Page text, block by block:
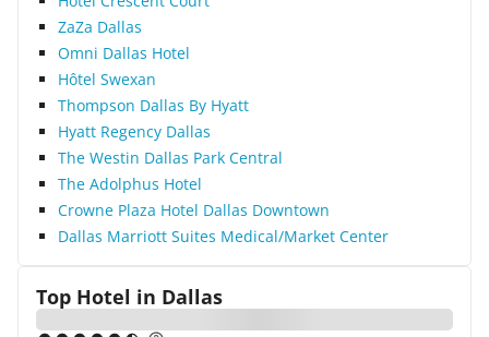
ZaZa Dallas
Omni Dallas Hotel
Hôtel Swexan
Thompson Dallas By Hyatt
Hyatt Regency Dallas
The Westin Dallas Park Central
The Adolphus Hotel
Crowne Plaza Hotel Dallas Downtown
Dallas Marriott Suites Medical/Market Center
Top Hotel in Dallas